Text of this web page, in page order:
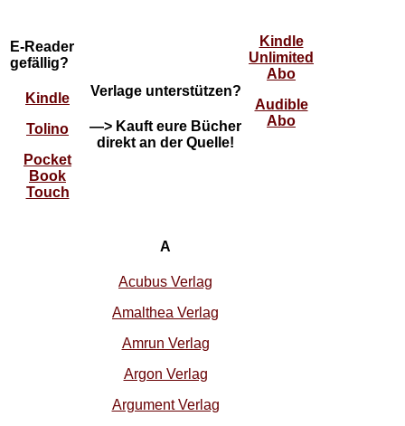
E-Reader
gefällig?
Kindle
Tolino
Pocket
Book
Touch
Verlage unterstützen?
—> Kauft eure Bücher
direkt an der Quelle!
Kindle
Unlimited
Abo
Audible
Abo
A
Acubus Verlag
Amalthea Verlag
Amrun Verlag
Argon Verlag
Argument Verlag